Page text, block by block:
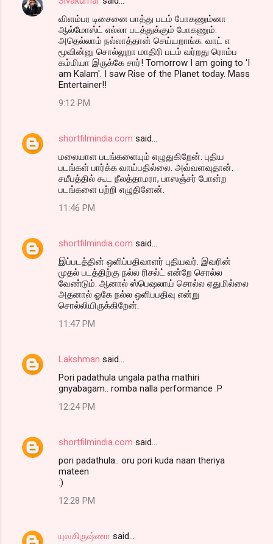
விளம்பர டிசைனை பாத்து படம் போகணும்னா
ஆல்மோஸ்ட் எல்லா படத்துக்கும் போகணும்.
அதெல்லாம் நல்லாத்தான் செய்யறாங்க. வாட் எ
மூவின்னு சொல்லுறா மாதிரி படம் வர்றது ரொம்ப
கம்மியா இருக்கே சார்! Tomorrow I am going to 'I
am Kalam'. I saw Rise of the Planet today. Mass
Entertainer!!
9:12 PM
shortfilmindia.com said…
மலையாள படங்களையும் எழுதுகிறேன். புதிய
படங்கள் பார்க்க வாய்பதில்லை. அவ்வளவுதான்.
சமீபத்தில் கூட நீலத்தாமரா, பாஸஞ்சர் போன்ற
படங்களை பற்றி எழுதினேன்.
11:46 PM
shortfilmindia.com said…
இப்படத்தின் ஒளிப்பதிவாளர் புதியவர். இவரின்
முதல் படத்திற்கு நல்ல ரிசல்ட் என்றே சொல்ல
வேண்டும். ஆனால் ஸ்பெஷலாய் சொல்ல ஏதுமில்லை
அதனால் ஓகே நல்ல ஒளிபபதிவு என்று
சொல்லியிருக்கிறேன்.
11:47 PM
Lakshman said…
Pori padathula ungala patha mathiri
gnyabagam.. romba nalla performance :P
12:24 PM
shortfilmindia.com said…
pori padathula.. oru pori kuda naan theriya
mateen
:)
12:28 PM
யுவகிருஷ்ணா said…